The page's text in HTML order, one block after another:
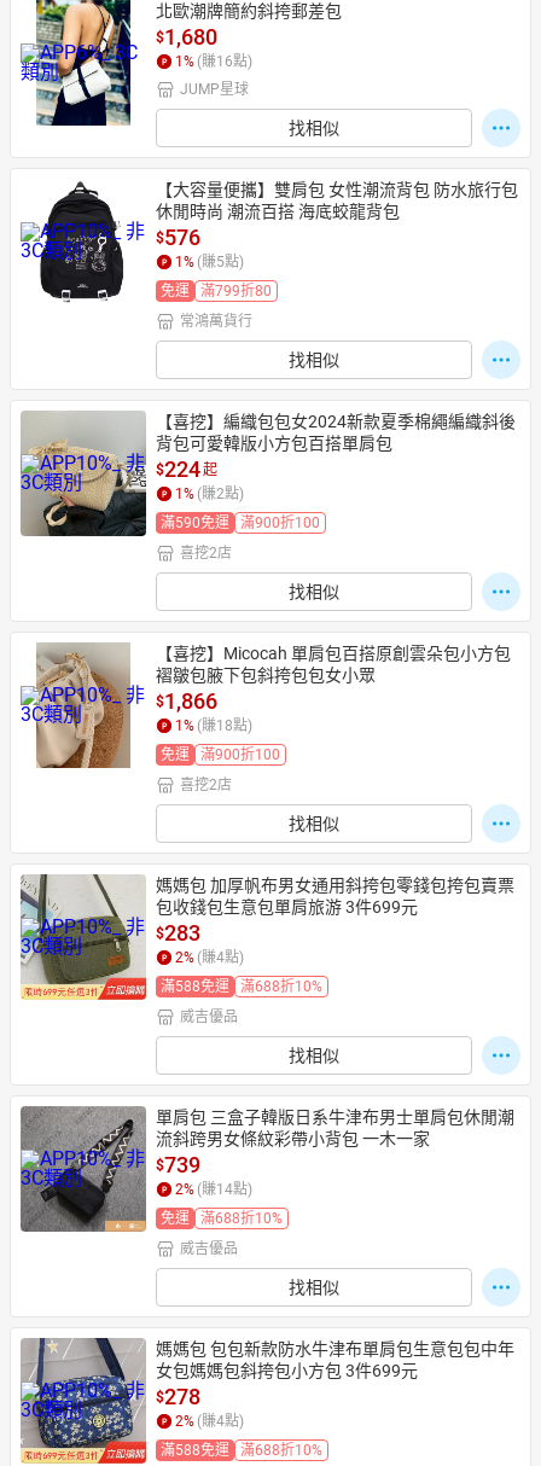
北歐潮牌簡約斜挎郵差包
$1,680
1 % (賺16點)
JUMP星球
找相似
【大容量便攜】雙肩包 女性潮流背包 防水旅行包
休閒時尚 潮流百搭 海底蛟龍背包
$576
1 % (賺5點)
免運
滿799折80
常鴻萬貨行
找相似
【喜挖】編織包包女2024新款夏季棉繩編織斜後
背包可愛韓版小方包百搭單肩包
$224起
1 % (賺2點)
滿590免運
滿900折100
喜挖2店
找相似
【喜挖】Micocah 單肩包百搭原創雲朵包小方包
褶皺包腋下包斜挎包包女小眾
$1,866
1 % (賺18點)
免運
滿900折100
喜挖2店
找相似
媽媽包 加厚帆布男女通用斜挎包零錢包挎包賣票
包收錢包生意包單肩旅游 3件699元
$283
2% (賺4點)
滿588免運
滿688折10%
威吉優品
找相似
單肩包 三盒子韓版日系牛津布男士單肩包休閒潮
流斜跨男女條紋彩帶小背包 一木一家
$739
2% (賺14點)
免運
滿688折10%
威吉優品
找相似
媽媽包 包包新款防水牛津布單肩包生意包包中年
女包媽媽包斜挎包小方包 3件699元
$278
2% (賺4點)
滿588免運
滿688折10%